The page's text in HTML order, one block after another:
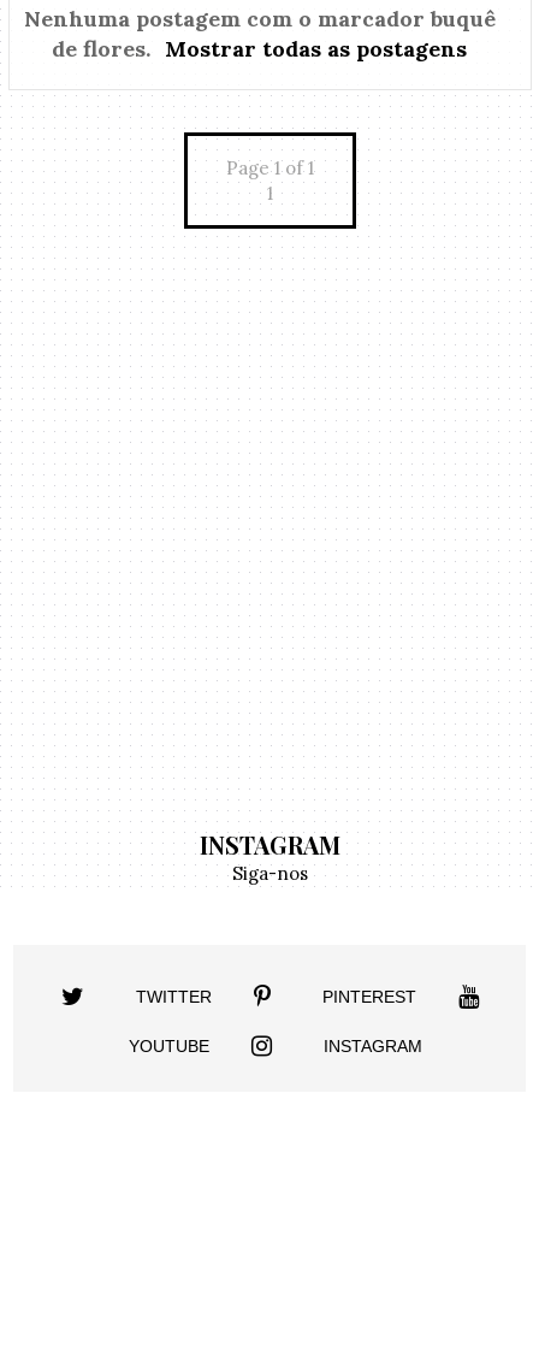
Nenhuma postagem com o marcadorbuquê
de flores. Mostrar todas as postagens
Page 1 of 1
1
INSTAGRAM
Siga-nos
TWITTER PINTEREST
YOUTUBE INSTAGRAM